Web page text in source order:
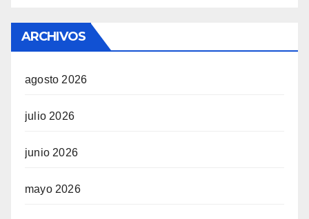
ARCHIVOS
agosto 2026
julio 2026
junio 2026
mayo 2026